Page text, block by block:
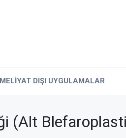
DIŞI UYGULAMALAR
(Alt